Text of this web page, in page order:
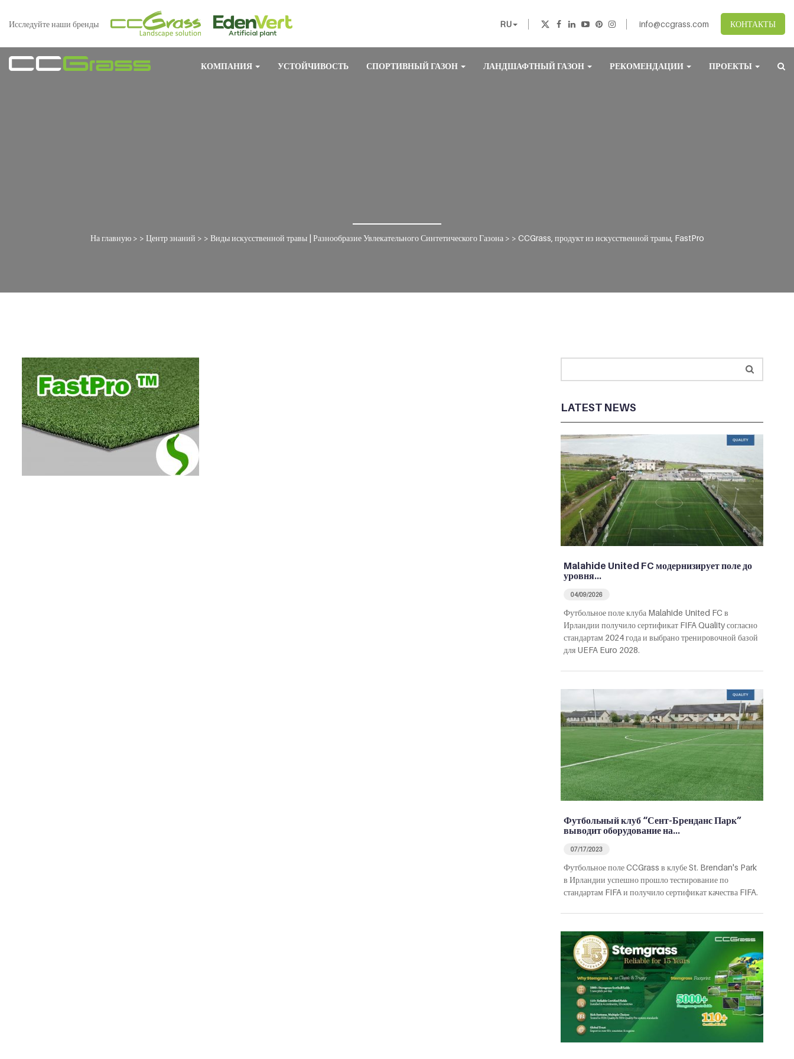
Исследуйте наши бренды RU info@ccgrass.com КОНТАКТЫ
КОМПАНИЯ УСТОЙЧИВОСТЬ СПОРТИВНЫЙ ГАЗОН ЛАНДШАФТНЫЙ ГАЗОН РЕКОМЕНДАЦИИ ПРОЕКТЫ
На главную> > Центр знаний > > Виды искусственной травы | Разнообразие Увлекательного Синтетического Газона> > CCGrass, продукт из искусственной травы, FastPro
LATEST NEWS
Malahide United FC модернизирует поле до
уровня…
04/09/2026
Футбольное поле клуба Malahide United FC в
Ирландии получило сертификат FIFA Quality согласно
стандартам 2024 года и выбрано тренировочной базой
для UEFA Euro 2028.
Футбольный клуб “Сент-Бренданс Парк”
выводит оборудование на…
07/17/2023
Футбольное поле CCGrass в клубе St. Brendan's Park
в Ирландии успешно прошло тестирование по
стандартам FIFA и получило сертификат качества FIFA.